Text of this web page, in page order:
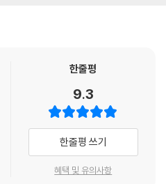
, 우리 자신의 진정한 모습을 대면할
진인眞人보다 호인이 훨씬 많다”고
삶을 산다. 하지만 호인의 삶이 꼭 진
은 아닐 수 있다는 걸, 이 소설은 말한
인이 되길, 진인을 만나길 꿈꾸면서 호
. 그것이 비루할지라도 그것이 삶이
가끔은 그것이 허물어지는 꿈의 경계
깃거리를 통해 우리가 미처 알지 못
안, 지난, 사오싱 등 낯선 도시의 면모
로 다가온다. 수묵화를 펼쳐놓은 듯
의 소설가이자 사상가인 루쉰의 고향
다. 루쉰을 오랫동안 연구해온 저자답
롭다. 저자는 루쉰 생가 주변을 천천
한줄평
9.3
한줄평 쓰기
혜택 및 유의사항